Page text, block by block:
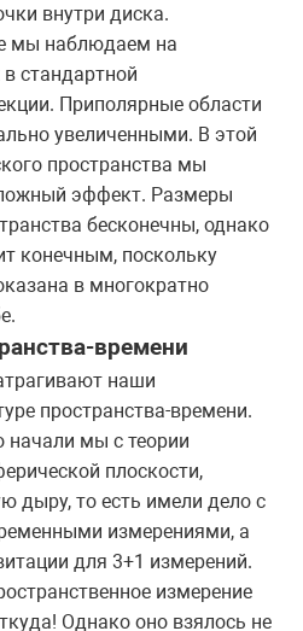
внутри диска.
мы наблюдаем на
стандартной
Приполярные области
увеличенными. В этой
пространства мы
эффект. Размеры
бесконечны, однако
конечным, поскольку
в многократно
времени
наши
пространства-времени.
начали мы с теории
плоскости,
дыру, то есть имели дело с
измерениями, а
для 3+1 измерений.
измерение
Однако оно взялось не